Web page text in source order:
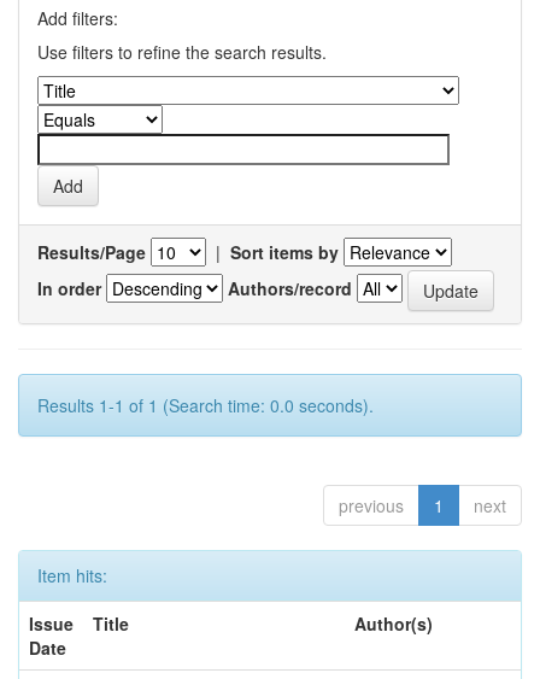
Add filters:
Use filters to refine the search results.
Results/Page | Sort items by
In order
Authors/record
Results 1-1 of 1 (Search time: 0.0 seconds).
previous 1 next
Item hits:
Issue
Date
Title Author(s)